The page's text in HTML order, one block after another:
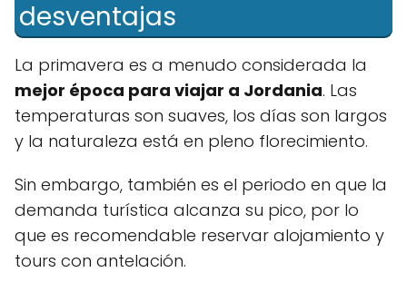
desventajas
La primavera es a menudo considerada la
mejor época para viajar a Jordania. Las
temperaturas son suaves, los días son largos
y la naturaleza está en pleno florecimiento.
Sin embargo, también es el periodo en que la
demanda turística alcanza su pico, por lo
que es recomendable reservar alojamiento y
tours con antelación.